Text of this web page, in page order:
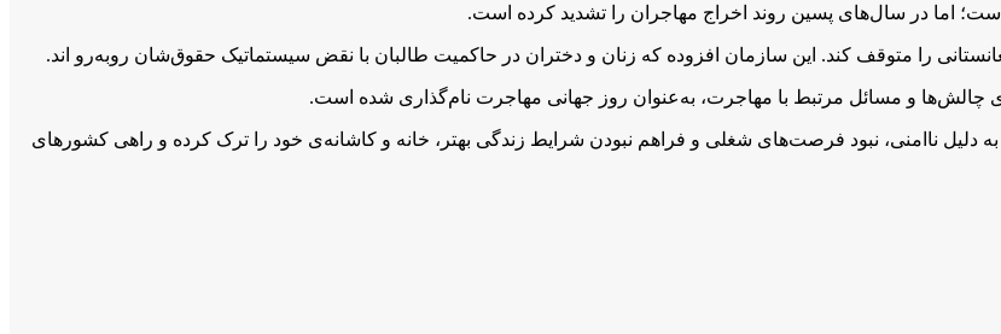
است؛ اما در سال‌های پسین روند اخراج مهاجران را تشدید کرده است.
را متوقف کند. این سازمان افزوده که زنان و دختران در حاکمیت طالبان با نقض سیستماتیک حقوق‌شان روبه‌رو اند.
ناامنی، نبود فرصت‌های شغلی و فراهم نبودن شرایط زندگی بهتر، خانه و کاشانه‌ی خود را ترک کرده و راهی کشورهای